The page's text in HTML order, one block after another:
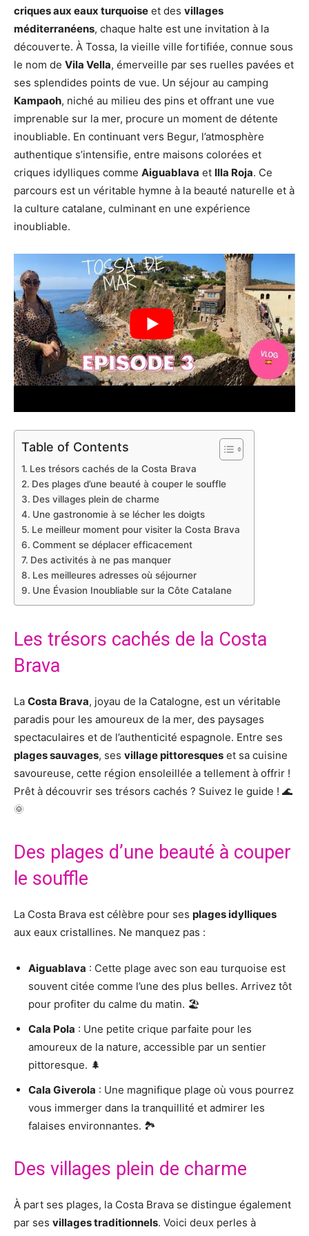
criques aux eaux turquoise et des villages
méditerranéens, chaque halte est une invitation à la
découverte. À Tossa, la vieille ville fortifiée, connue sous
le nom de Vila Vella, émerveille par ses ruelles pavées et
ses splendides points de vue. Un séjour au camping
Kampaoh, niché au milieu des pins et offrant une vue
imprenable sur la mer, procure un moment de détente
inoubliable. En continuant vers Begur, l’atmosphère
authentique s’intensifie, entre maisons colorées et
criques idylliques comme Aiguablava et Illa Roja. Ce
parcours est un véritable hymne à la beauté naturelle et à
la culture catalane, culminant en une expérience
inoubliable.
Table of Contents
Les trésors cachés de la Costa Brava
Des plages d’une beauté à couper le souffle
Des villages plein de charme
Une gastronomie à se lécher les doigts
Le meilleur moment pour visiter la Costa Brava
Comment se déplacer efficacement
Des activités à ne pas manquer
Les meilleures adresses où séjourner
Une Évasion Inoubliable sur la Côte Catalane
Les trésors cachés de la Costa
Brava
La Costa Brava, joyau de la Catalogne, est un véritable
paradis pour les amoureux de la mer, des paysages
spectaculaires et de l’authenticité espagnole. Entre ses
plages sauvages, ses village pittoresques et sa cuisine
savoureuse, cette région ensoleillée a tellement à offrir !
Prêt à découvrir ses trésors cachés ? Suivez le guide ! 🌊
🌞
Des plages d’une beauté à couper
le souffle
La Costa Brava est célèbre pour ses plages idylliques
aux eaux cristallines. Ne manquez pas :
Aiguablava : Cette plage avec son eau turquoise est
souvent citée comme l’une des plus belles. Arrivez tôt
pour profiter du calme du matin. 🏖️
Cala Pola : Une petite crique parfaite pour les
amoureux de la nature, accessible par un sentier
pittoresque. 🌲
Cala Giverola : Une magnifique plage où vous pourrez
vous immerger dans la tranquillité et admirer les
falaises environnantes. 🏞️
Des villages plein de charme
À part ses plages, la Costa Brava se distingue également
par ses villages traditionnels. Voici deux perles à